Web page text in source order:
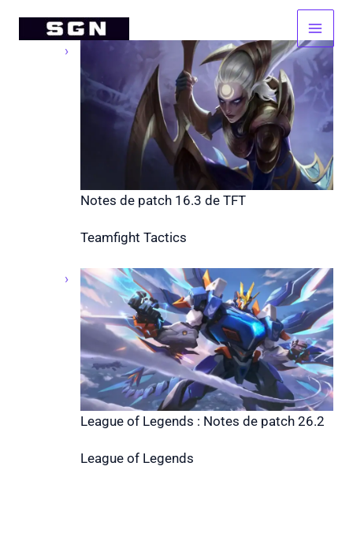
Notes de patch 16.3 de TFT
Teamfight Tactics
League of Legends : Notes de patch 26.2
League of Legends